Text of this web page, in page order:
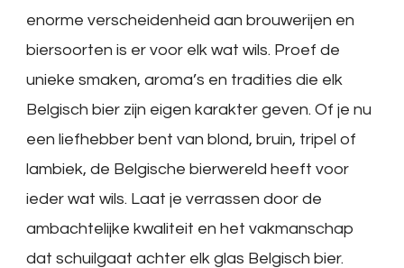
enorme verscheidenheid aan brouwerijen en
biersoorten is er voor elk wat wils. Proef de
unieke smaken, aroma’s en tradities die elk
Belgisch bier zijn eigen karakter geven. Of je nu
een liefhebber bent van blond, bruin, tripel of
lambiek, de Belgische bierwereld heeft voor
ieder wat wils. Laat je verrassen door de
ambachtelijke kwaliteit en het vakmanschap
dat schuilgaat achter elk glas Belgisch bier.